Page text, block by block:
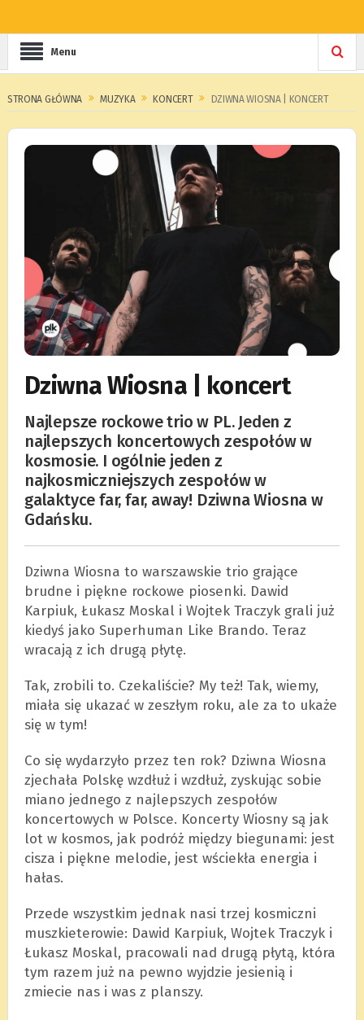
Menu
STRONA GŁÓWNA MUZYKA KONCERT DZIWNA WIOSNA | KONCERT
Dziwna Wiosna | koncert
Najlepsze rockowe trio w PL. Jeden z
najlepszych koncertowych zespołów w
kosmosie. I ogólnie jeden z
najkosmiczniejszych zespołów w
galaktyce far, far, away! Dziwna Wiosna w
Gdańsku.
Dziwna Wiosna to warszawskie trio grające
brudne i piękne rockowe piosenki. Dawid
Karpiuk, Łukasz Moskal i Wojtek Traczyk grali już
kiedyś jako Superhuman Like Brando. Teraz
wracają z ich drugą płytę.
Tak, zrobili to. Czekaliście? My też! Tak, wiemy,
miała się ukazać w zeszłym roku, ale za to ukaże
się w tym!
Co się wydarzyło przez ten rok? Dziwna Wiosna
zjechała Polskę wzdłuż i wzdłuż, zyskując sobie
miano jednego z najlepszych zespołów
koncertowych w Polsce. Koncerty Wiosny są jak
lot w kosmos, jak podróż między biegunami: jest
cisza i piękne melodie, jest wściekła energia i
hałas.
Przede wszystkim jednak nasi trzej kosmiczni
muszkieterowie: Dawid Karpiuk, Wojtek Traczyk i
Łukasz Moskal, pracowali nad drugą płytą, która
tym razem już na pewno wyjdzie jesienią i
zmiecie nas i was z planszy.